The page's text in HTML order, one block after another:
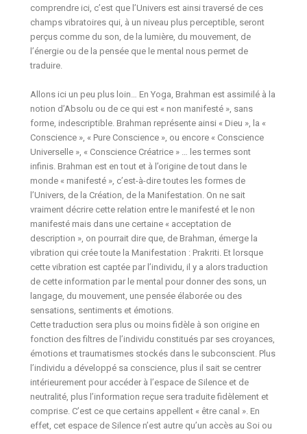
comprendre ici, c’est que l’Univers est ainsi traversé de ces
champs vibratoires qui, à un niveau plus perceptible, seront
perçus comme du son, de la lumière, du mouvement, de
l’énergie ou de la pensée que le mental nous permet de
traduire.
Allons ici un peu plus loin… En Yoga, Brahman est assimilé à la
notion d’Absolu ou de ce qui est « non manifesté », sans
forme, indescriptible. Brahman représente ainsi « Dieu », la «
Conscience », « Pure Conscience », ou encore « Conscience
Universelle », « Conscience Créatrice » … les termes sont
infinis. Brahman est en tout et à l’origine de tout dans le
monde « manifesté », c’est-à-dire toutes les formes de
l’Univers, de la Création, de la Manifestation. On ne sait
vraiment décrire cette relation entre le manifesté et le non
manifesté mais dans une certaine « acceptation de
description », on pourrait dire que, de Brahman, émerge la
vibration qui crée toute la Manifestation : Prakriti. Et lorsque
cette vibration est captée par l’individu, il y a alors traduction
de cette information par le mental pour donner des sons, un
langage, du mouvement, une pensée élaborée ou des
sensations, sentiments et émotions.
Cette traduction sera plus ou moins fidèle à son origine en
fonction des filtres de l’individu constitués par ses croyances,
émotions et traumatismes stockés dans le subconscient. Plus
l’individu a développé sa conscience, plus il sait se centrer
intérieurement pour accéder à l’espace de Silence et de
neutralité, plus l’information reçue sera traduite fidèlement et
comprise. C’est ce que certains appellent « être canal ». En
effet, cet espace de Silence n’est autre qu’un accès au Soi ou